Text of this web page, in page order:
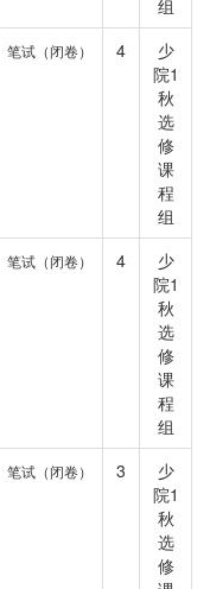
组
笔试（闭卷） 4
少
院1
秋
选
修
课
程
组
笔试（闭卷） 4
少
院1
秋
选
修
课
程
组
笔试（闭卷） 3
少
院1
秋
选
修